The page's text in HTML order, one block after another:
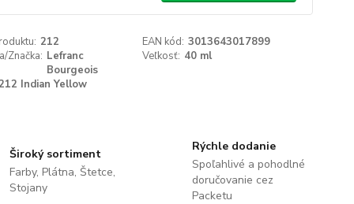
212 EAN kód: 3013643017899
Značka: Lefranc
Bourgeois
Veľkosť: 40 ml
Indian Yellow
Široký sortiment
Farby, Plátna, Štetce,
Stojany
Rýchle dodanie
Spoľahlivé a pohodlné
doručovanie cez
Packetu